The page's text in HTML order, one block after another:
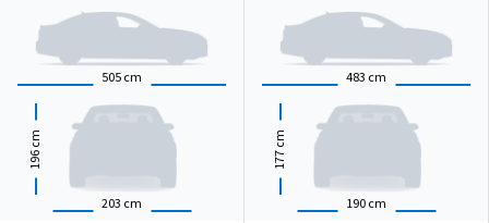
505 cm
203 cm
196
cm
483 cm
190 cm
177
cm